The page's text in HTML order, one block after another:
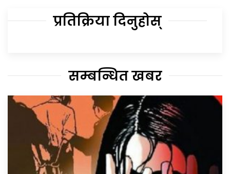
प्रतिक्रिया दिनुहोस्
सम्बन्धित खबर